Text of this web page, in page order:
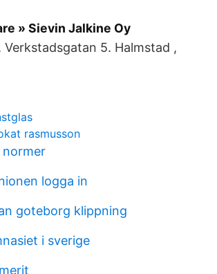
» Sievin Jalkine Oy
Verkstadsgatan 5. Halmstad ,
rasmusson
logga in
goteborg klippning
i sverige